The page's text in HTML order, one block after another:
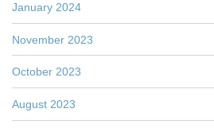
January 2024
November 2023
October 2023
August 2023